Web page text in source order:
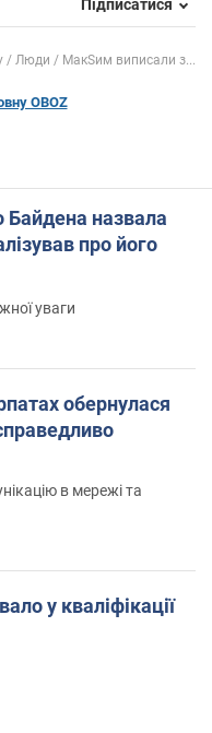
Підписатися
Люди МакSим виписали з...
OBOZ
назвала
про його
уваги
обернулася
в мережі та
у кваліфікації